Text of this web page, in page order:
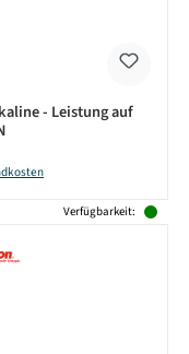
- Leistung auf
Verfügbarkeit: